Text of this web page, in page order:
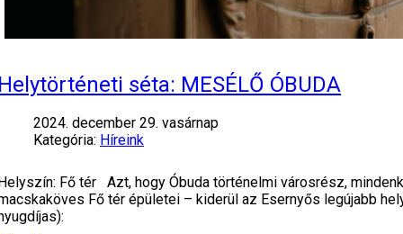
séta: MESÉLŐ ÓBUDA
2024. december 29. vasárnap
Kategória: Híreink
Fő tér Azt, hogy Óbuda történelmi városrész,
Fő tér épületei – kiderül az Esernyős legújabb